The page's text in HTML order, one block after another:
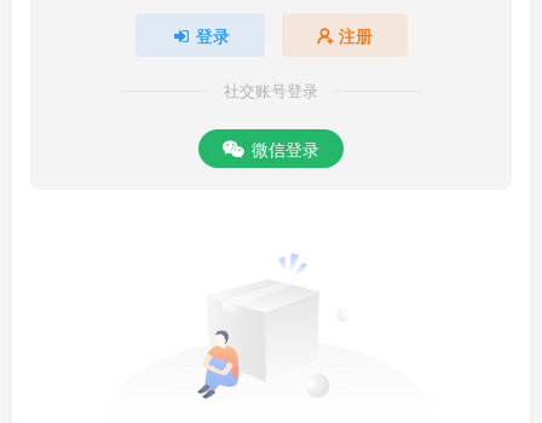
登录 注册
社交账号登录
微信登录